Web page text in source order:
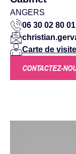
ANGERS
06 30 02 80 01
Carte de visite
CONTACTEZ-